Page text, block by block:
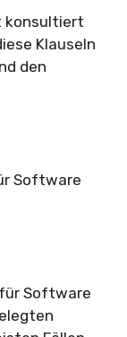
konsultiert
Klauseln
den
Software
Software